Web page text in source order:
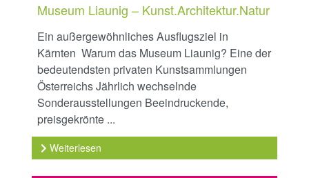
Museum Liaunig – Kunst.Architektur.Natur
Ein außergewöhnliches Ausflugsziel in
Kärnten Warum das Museum Liaunig? Eine der
bedeutendsten privaten Kunstsammlungen
Österreichs Jährlich wechselnde
Sonderausstellungen Beeindruckende,
preisgekrönte ...
Weiterlesen